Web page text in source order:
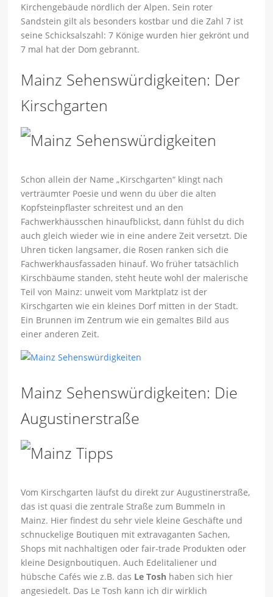
Kirchengebäude nördlich der Alpen. Sein roter
Sandstein gilt als besonders kostbar und die Zahl 7 ist
seine Schicksalszahl: 7 Könige wurden hier gekrönt und
7 mal hat der Dom gebrannt.
Mainz Sehenswürdigkeiten: Der
Kirschgarten
Schon allein der Name „Kirschgarten“ klingt nach
verträumter Poesie und wenn du über die alten
Kopfsteinpflaster schreitest und an den
Fachwerkhäusschen hinaufblickst, dann fühlst du dich
auch gleich wieder wie in eine andere Zeit versetzt. Die
Uhren ticken langsamer, die Rosen ranken sich die
Fachwerkhausfassaden hinauf. Wo früher tatsächlich
Kirschbäume standen, steht heute wohl der malerische
Teil von Mainz: unweit vom Marktplatz ist der
Kirschgarten wie ein kleines Dorf mitten in der Stadt.
Ein Brunnen im Zentrum wie ein gemaltes Bild aus
einer anderen Zeit.
Mainz Sehenswürdigkeiten: Die
Augustinerstraße
Vom Kirschgarten läufst du direkt zur Augustinerstraße,
das ist quasi die zentrale Straße zum Bummeln in
Mainz. Hier findest du sehr viele kleine Geschäfte und
schnuckelige Boutiquen mit extravaganten Sachen,
Shops mit nachhaltigen oder fair-trade Produkten oder
kleine Designboutiquen. Auch Edelitaliener und
hübsche Cafés wie z.B. das Le Tosh haben sich hier
angesiedelt. Das Le Tosh kann ich dir wirklich